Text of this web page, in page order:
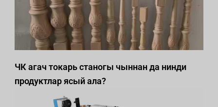
ЧК агач токарь станогы чыннан да нинди
продуктлар ясый ала?